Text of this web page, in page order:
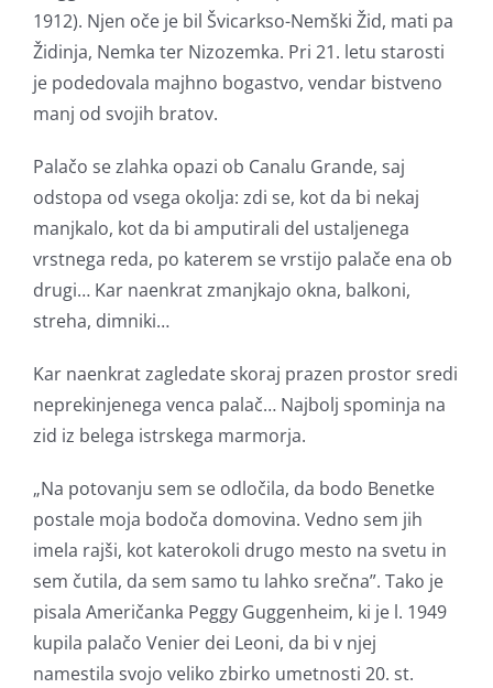
1912). Njen oče je bil Švicarkso-Nemški Žid, mati pa
Židinja, Nemka ter Nizozemka. Pri 21. letu starosti
je podedovala majhno bogastvo, vendar bistveno
manj od svojih bratov.
Palačo se zlahka opazi ob Canalu Grande, saj
odstopa od vsega okolja: zdi se, kot da bi nekaj
manjkalo, kot da bi amputirali del ustaljenega
vrstnega reda, po katerem se vrstijo palače ena ob
drugi… Kar naenkrat zmanjkajo okna, balkoni,
streha, dimniki…
Kar naenkrat zagledate skoraj prazen prostor sredi
neprekinjenega venca palač… Najbolj spominja na
zid iz belega istrskega marmorja.
„Na potovanju sem se odločila, da bodo Benetke
postale moja bodoča domovina. Vedno sem jih
imela rajši, kot katerokoli drugo mesto na svetu in
sem čutila, da sem samo tu lahko srečna”. Tako je
pisala Američanka Peggy Guggenheim, ki je l. 1949
kupila palačo Venier dei Leoni, da bi v njej
namestila svojo veliko zbirko umetnosti 20. st.